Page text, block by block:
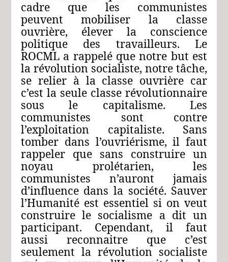
cadre que les communistes
peuvent mobiliser la classe
ouvrière, élever la conscience
politique des travailleurs. Le
ROCML a rappelé que notre but est
la révolution socialiste, notre tâche,
se relier à la classe ouvrière car
c’est la seule classe révolutionnaire
sous le capitalisme. Les
communistes sont contre
l’exploitation capitaliste. Sans
tomber dans l’ouvriérisme, il faut
rappeler que sans construire un
noyau prolétarien, les
communistes n’auront jamais
d’influence dans la société. Sauver
l’Humanité est essentiel si on veut
construire le socialisme a dit un
participant. Cependant, il faut
aussi reconnaitre que c’est
seulement la révolution socialiste